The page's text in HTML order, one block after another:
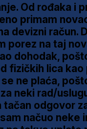
Od rođaka i
primam
devizni račun.
porez na taj
dohodak,
fizičkih lica kao
ne plaća,
neki rad/
tačan odgovor
načuo neke